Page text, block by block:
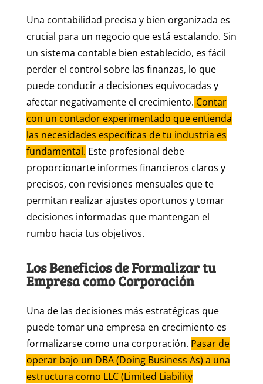
Una contabilidad precisa y bien organizada es
crucial para un negocio que está escalando. Sin
un sistema contable bien establecido, es fácil
perder el control sobre las finanzas, lo que
puede conducir a decisiones equivocadas y
afectar negativamente el crecimiento. Contar
con un contador experimentado que entienda
las necesidades específicas de tu industria es
fundamental. Este profesional debe
proporcionarte informes financieros claros y
precisos, con revisiones mensuales que te
permitan realizar ajustes oportunos y tomar
decisiones informadas que mantengan el
rumbo hacia tus objetivos.
Los Beneficios de Formalizar tu
Empresa como Corporación
Una de las decisiones más estratégicas que
puede tomar una empresa en crecimiento es
formalizarse como una corporación. Pasar de
operar bajo un DBA (Doing Business As) a una
estructura como LLC (Limited Liability